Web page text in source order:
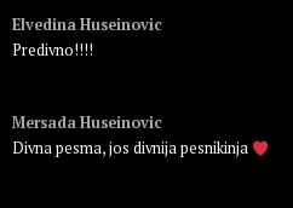
Elvedina Huseinovic
Predivno!!!!
Mersada Huseinovic
Divna pesma, jos divnija pesnikinja